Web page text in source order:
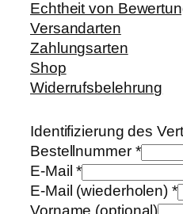
Echtheit von
Versandarten
Zahlungsarten
Shop
Widerrufsbelehrung
Identifizierung des
Bestellnummer *
E-Mail*
E-Mail (wiederholen) *
Vorname (optional)